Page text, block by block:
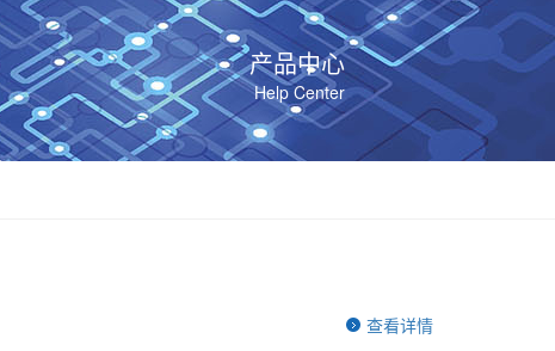
产品中心
Help Center
查看详情